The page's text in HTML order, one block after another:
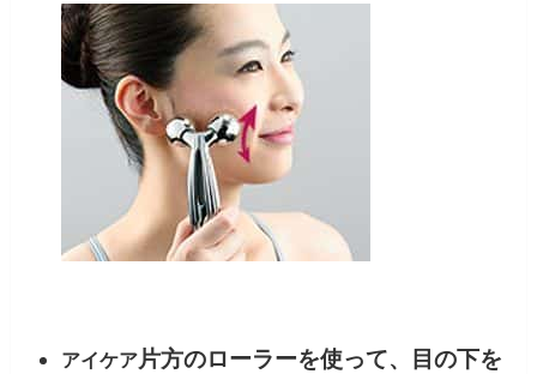
アイケア片方のローラーを使って、目の下を